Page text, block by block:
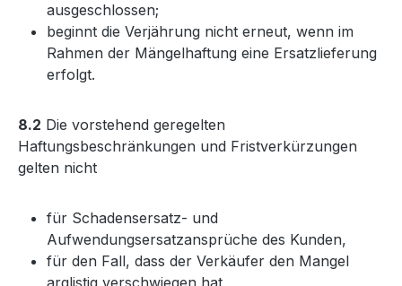
ausgeschlossen;
beginnt die Verjährung nicht erneut, wenn im
Rahmen der Mängelhaftung eine Ersatzlieferung
erfolgt.
8.2 Die vorstehend geregelten
Haftungsbeschränkungen und Fristverkürzungen
gelten nicht
für Schadensersatz- und
Aufwendungsersatzansprüche des Kunden,
für den Fall, dass der Verkäufer den Mangel
arglistig verschwiegen hat,